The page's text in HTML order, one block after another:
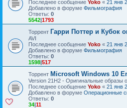
Последнее сообщение Yoko « 21 янв
Добавлено в форуме Фильмография
Ответы: 0
5542|1793
Торрент Гарри Поттер и Кубок
AVI
Последнее сообщение Yoko « 21 янв
Добавлено в форуме Фильмография
Ответы: 0
1598|517
Торрент Microsoft Windows 10
Version 21H2 - Оригинальные образы
Последнее сообщение Yoko « 21 янв
Добавлено в форуме Операционные
Ответы: 0
34|11